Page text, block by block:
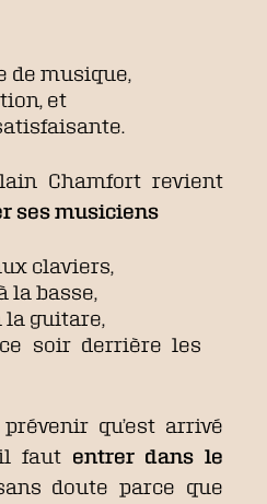
de musique,
et
Chamfort revient
ses musiciens
claviers,
la basse,
la guitare,
soir derrière les
qu’est arrivé
faut entrer dans le
doute parce que